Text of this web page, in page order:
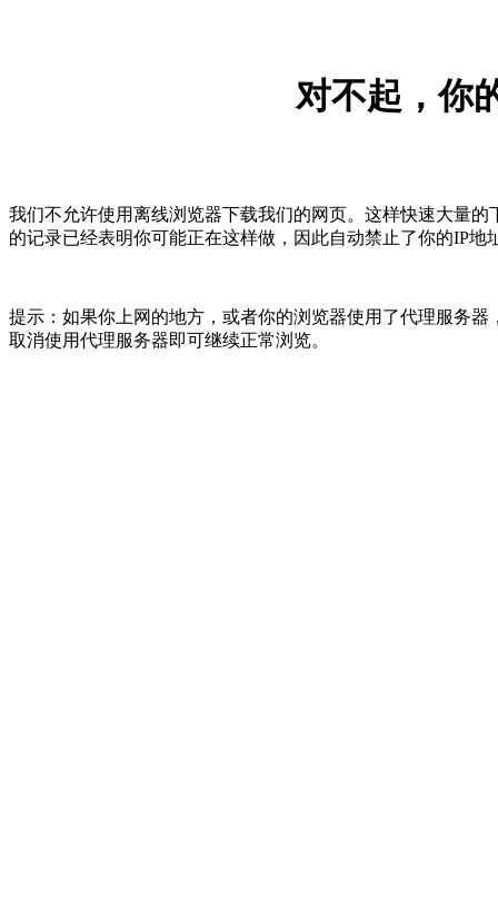
对不起，你
我们不允许使用离线浏览器下载我们的网页。这样快速大量
的记录已经表明你可能正在这样做，因此自动禁止了你的IP
提示：如果你上网的地方，或者你的浏览器使用了代理服务
取消使用代理服务器即可继续正常浏览。